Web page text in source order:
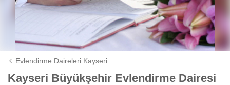
Evlendirme Daireleri Kayseri
Kayseri Büyükşehir Evlendirme Dairesi